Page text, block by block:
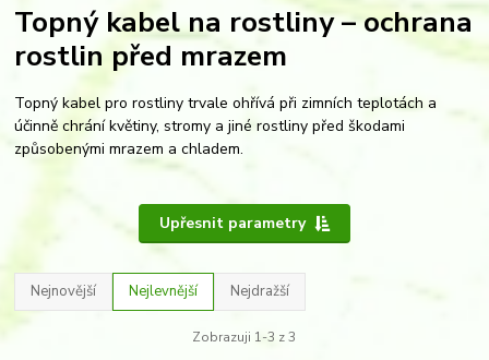
Topný kabel na rostliny – ochrana
rostlin před mrazem
Topný kabel pro rostliny trvale ohřívá při zimních teplotách a
účinně chrání květiny, stromy a jiné rostliny před škodami
způsobenými mrazem a chladem.
Upřesnit parametry
Nejnovější Nejlevnější Nejdražší
Zobrazuji 1-3 z 3